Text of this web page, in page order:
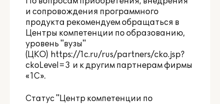
и сопровождения программного
продукта рекомендуем обращаться в
Центры компетенции по образованию,
уровень "вузы"
(ЦКО) https://1c.ru/rus/partners/cko.jsp?
ckoLevel=3 и к другим партнерам фирмы
«1С».
Статус "Центр компетенции по